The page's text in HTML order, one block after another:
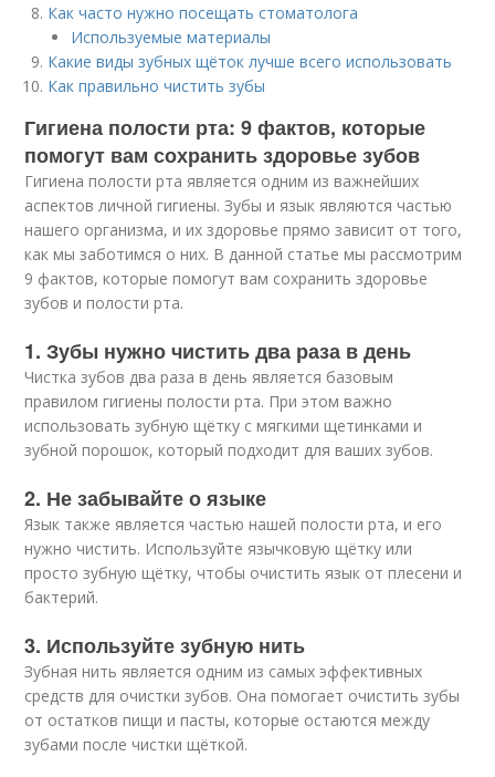
Как часто нужно посещать стоматолога
Используемые материалы
Какие виды зубных щёток лучше всего использовать
Как правильно чистить зубы
Гигиена полости рта: 9 фактов, которые
помогут вам сохранить здоровье зубов
Гигиена полости рта является одним из важнейших
аспектов личной гигиены. Зубы и язык являются частью
нашего организма, и их здоровье прямо зависит от того,
как мы заботимся о них. В данной статье мы рассмотрим
9 фактов, которые помогут вам сохранить здоровье
зубов и полости рта.
1. Зубы нужно чистить два раза в день
Чистка зубов два раза в день является базовым
правилом гигиены полости рта. При этом важно
использовать зубную щётку с мягкими щетинками и
зубной порошок, который подходит для ваших зубов.
2. Не забывайте о языке
Язык также является частью нашей полости рта, и его
нужно чистить. Используйте язычковую щётку или
просто зубную щётку, чтобы очистить язык от плесени и
бактерий.
3. Используйте зубную нить
Зубная нить является одним из самых эффективных
средств для очистки зубов. Она помогает очистить зубы
от остатков пищи и пасты, которые остаются между
зубами после чистки щёткой.